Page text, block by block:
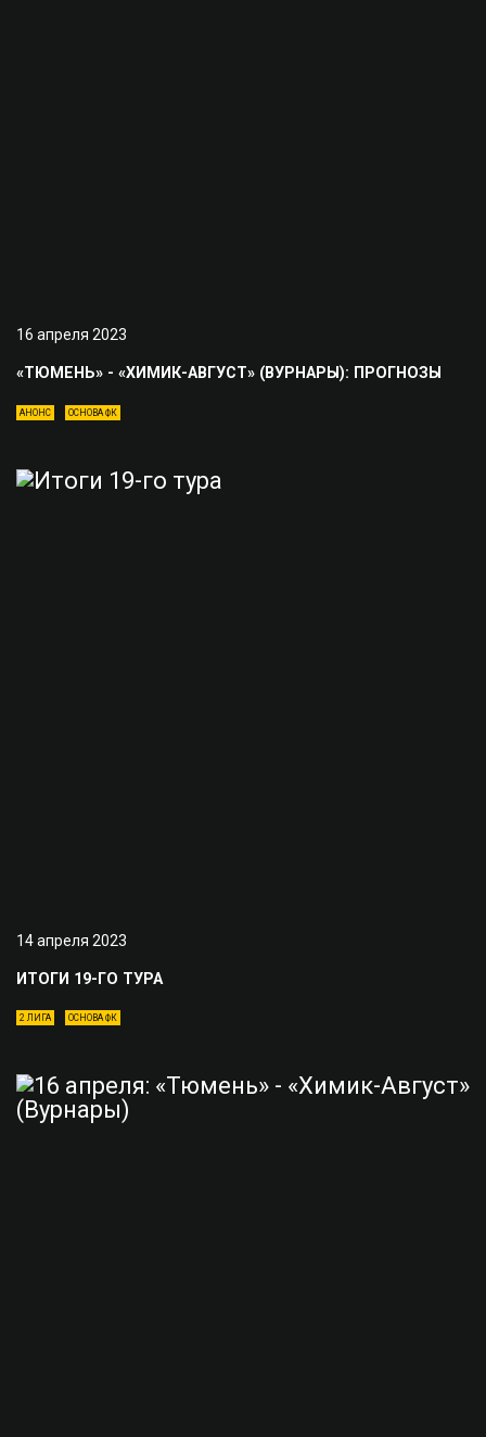
16 апреля 2023
«ТЮМЕНЬ» - «ХИМИК-АВГУСТ» (ВУРНАРЫ): ПРОГНОЗЫ
АНОНС ОСНОВА ФК
14 апреля 2023
ИТОГИ 19-ГО ТУРА
2 ЛИГА ОСНОВА ФК